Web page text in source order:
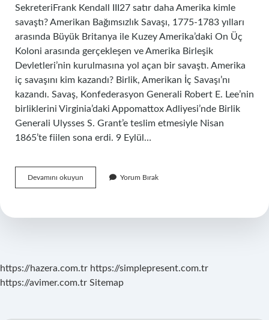
SekreteriFrank Kendall III27 satır daha Amerika kimle
savaştı? Amerikan Bağımsızlık Savaşı, 1775-1783 yılları
arasında Büyük Britanya ile Kuzey Amerika’daki On Üç
Koloni arasında gerçekleşen ve Amerika Birleşik
Devletleri’nin kurulmasına yol açan bir savaştı. Amerika
iç savaşını kim kazandı? Birlik, Amerikan İç Savaşı’nı
kazandı. Savaş, Konfederasyon Generali Robert E. Lee’nin
birliklerini Virginia’daki Appomattox Adliyesi’nde Birlik
Generali Ulysses S. Grant’e teslim etmesiyle Nisan
1865’te fiilen sona erdi. 9 Eylül…
Devamını okuyun
Kaç
Yorum Bırak
https://hazera.com.tr https://simplepresent.com.tr
https://avimer.com.tr Sitemap